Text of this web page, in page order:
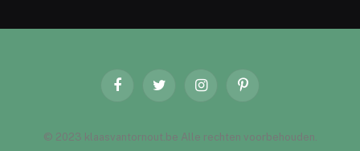
FacebookTwitter InstagramPinterest
© 2023 klaasvantornout.be Alle rechten voorbehouden.